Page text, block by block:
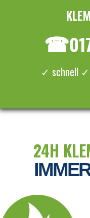
☎
✓ schnell
24H